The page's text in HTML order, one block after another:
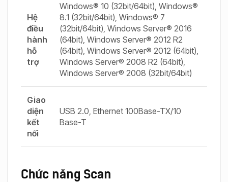
Hệ
điều
hành
hỗ
trợ
Windows® 10 (32bit/64bit), Windows®
8.1 (32bit/64bit), Windows® 7
(32bit/64bit), Windows Server® 2016
(64bit), Windows Server® 2012 R2
(64bit), Windows Server® 2012 (64bit),
Windows Server® 2008 R2 (64bit),
Windows Server® 2008 (32bit/64bit)
Giao
diện
kết
nối
USB 2.0, Ethernet 100Base-TX/10
Base-T
Chức năng Scan